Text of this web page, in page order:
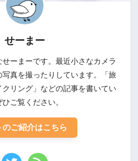
せーまー
ーまーです。最近小さなカメラ
真を撮ったりしています。「旅
リング」などの記事を書いてい
ご覧ください。
のご紹介はこちら